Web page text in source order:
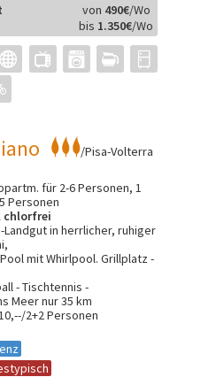
von 490€/Wo
bis 1.350€/Wo
/Pisa-Volterra
für 2-6 Personen, 1
Personen
chlorfrei
in herrlicher, ruhiger
mit Whirlpool. Grillplatz -
- Tischtennis -
Meer nur 35 km
2+2 Personen